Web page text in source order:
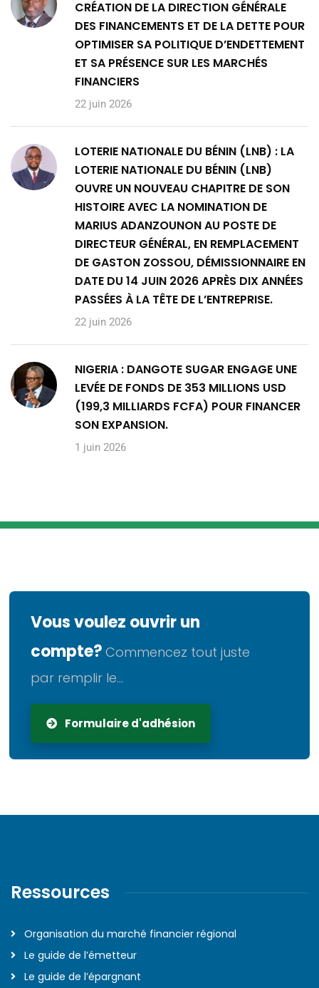
CRÉATION DE LA DIRECTION GÉNÉRALE
DES FINANCEMENTS ET DE LA DETTE POUR
OPTIMISER SA POLITIQUE D’ENDETTEMENT
ET SA PRÉSENCE SUR LES MARCHÉS
FINANCIERS
22 juin 2026
LOTERIE NATIONALE DU BÉNIN (LNB) : LA
LOTERIE NATIONALE DU BÉNIN (LNB)
OUVRE UN NOUVEAU CHAPITRE DE SON
HISTOIRE AVEC LA NOMINATION DE
MARIUS ADANZOUNON AU POSTE DE
DIRECTEUR GÉNÉRAL, EN REMPLACEMENT
DE GASTON ZOSSOU, DÉMISSIONNAIRE EN
DATE DU 14 JUIN 2026 APRÈS DIX ANNÉES
PASSÉES À LA TÊTE DE L’ENTREPRISE.
22 juin 2026
NIGERIA : DANGOTE SUGAR ENGAGE UNE
LEVÉE DE FONDS DE 353 MILLIONS USD
(199,3 MILLIARDS FCFA) POUR FINANCER
SON EXPANSION.
1 juin 2026
Vous voulez ouvrir un
compte? Commencez tout juste
par remplir le...
Formulaire d'adhésion
Ressources
Organisation du marché financier régional
Le guide de l’émetteur
Le guide de l’épargnant